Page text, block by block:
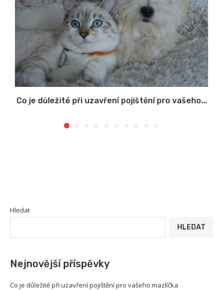
Co je důležité při uzavření pojištění pro vašeho...
Hledat
HLEDAT
Nejnovější příspěvky
Co je důležité při uzavření pojištění pro vašeho mazlíčka